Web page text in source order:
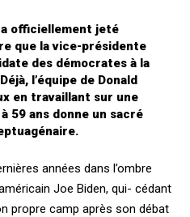
officiellement jeté
que la vice-présidente
des démocrates à la
l’équipe de Donald
en travaillant sur une
59 ans donne un sacré
années dans l’ombre
Joe Biden, qui- cédant
propre camp après son débat